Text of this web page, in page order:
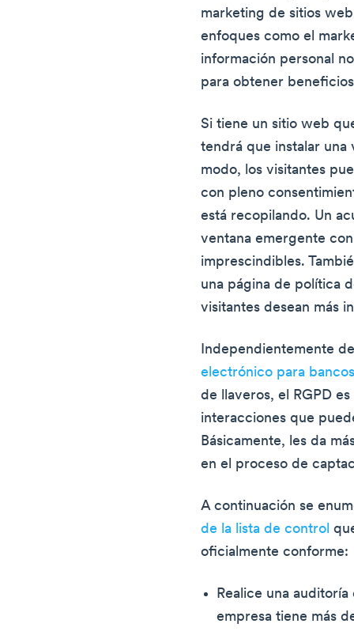
marketing de sitios
enfoques como el
información personal
para obtener
Si tiene un sitio web
tendrá que instalar una
modo, los visitantes
con pleno
está recopilando. Un
ventana emergente
imprescindibles.
una página de política
visitantes desean más
Independientemente
electrónico para
de llaveros, el RGPD
interacciones que
Básicamente, les da
en el proceso de
A continuación se
de la lista de control
oficialmente conforme:
Realice una
empresa tiene más